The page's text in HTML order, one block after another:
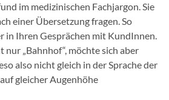
im medizinischen Fachjargon. Sie
einer Übersetzung fragen. So
in Ihren Gesprächen mit KundInnen.
„Bahnhof“, möchte sich aber
also nicht gleich in der Sprache der
gleicher Augenhöhe